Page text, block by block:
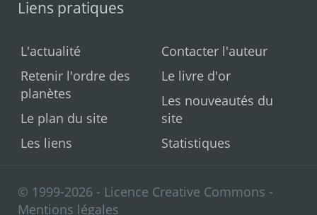
Liens pratiques
L'actualité
Retenir l'ordre des
planètes
Le plan du site
Les liens
Contacter l'auteur
Le livre d'or
Les nouveautés du
site
Statistiques
© 1999-2026 - Licence Creative Commons -
Mentions légales